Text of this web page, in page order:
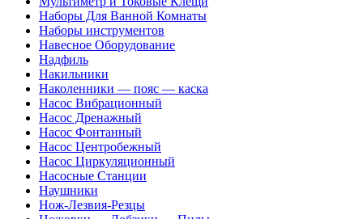
Наборы Для Ванной Комнаты
Наборы инструментов
Навесное Оборудование
Надфиль
Накильники
Наколенники — пояс — каска
Насос Вибрационный
Насос Дренажный
Насос Фонтанный
Насос Центробежный
Насос Циркуляционный
Насосные Станции
Наушники
Нож-Лезвия-Резцы